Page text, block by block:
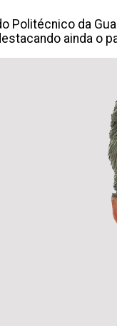
Politécnico da
ainda o